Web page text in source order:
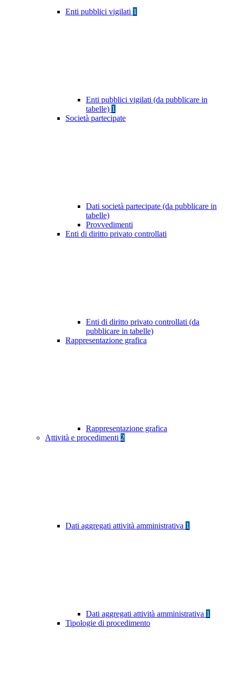
Enti pubblici vigilati 1
Enti pubblici vigilati (da pubblicare in
tabelle) 1
Società partecipate
Dati società partecipate (da pubblicare in
tabelle)
Provvedimenti
Enti di diritto privato controllati
Enti di diritto privato controllati (da
pubblicare in tabelle)
Rappresentazione grafica
Rappresentazione grafica
Attività e procedimenti 2
Dati aggregati attività amministrativa 1
Dati aggregati attività amministrativa 1
Tipologie di procedimento